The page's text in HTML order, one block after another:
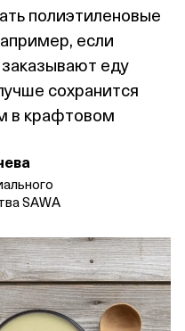
полиэтиленовые
если
еду
сохранится
в крафтовом
SAWA